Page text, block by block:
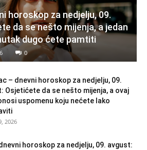
horoskop za nedjelju, 09.
da se nešto mijenja, a jedan
dugo ćete pamtiti
0
– dnevni horoskop za nedjelju, 09.
Osjetićete da se nešto mijenja, a ovaj
uspomenu koju nećete lako
2026
horoskop za nedjelju, 09. avgust: